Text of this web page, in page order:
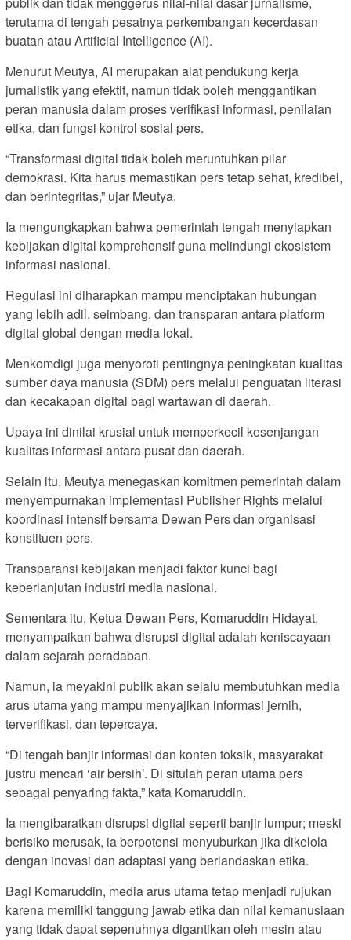
terutama di tengah pesatnya perkembangan kecerdasan
buatan atau Artificial Intelligence (AI).
Menurut Meutya, AI merupakan alat pendukung kerja
jurnalistik yang efektif, namun tidak boleh menggantikan
peran manusia dalam proses verifikasi informasi, penilaian
etika, dan fungsi kontrol sosial pers.
“Transformasi digital tidak boleh meruntuhkan pilar
demokrasi. Kita harus memastikan pers tetap sehat, kredibel,
dan berintegritas,” ujar Meutya.
Ia mengungkapkan bahwa pemerintah tengah menyiapkan
kebijakan digital komprehensif guna melindungi ekosistem
informasi nasional.
Regulasi ini diharapkan mampu menciptakan hubungan
yang lebih adil, seimbang, dan transparan antara platform
digital global dengan media lokal.
Menkomdigi juga menyoroti pentingnya peningkatan kualitas
sumber daya manusia (SDM) pers melalui penguatan literasi
dan kecakapan digital bagi wartawan di daerah.
Upaya ini dinilai krusial untuk memperkecil kesenjangan
kualitas informasi antara pusat dan daerah.
Selain itu, Meutya menegaskan komitmen pemerintah dalam
menyempurnakan implementasi Publisher Rights melalui
koordinasi intensif bersama Dewan Pers dan organisasi
konstituen pers.
Transparansi kebijakan menjadi faktor kunci bagi
keberlanjutan industri media nasional.
Sementara itu, Ketua Dewan Pers, Komaruddin Hidayat,
menyampaikan bahwa disrupsi digital adalah keniscayaan
dalam sejarah peradaban.
Namun, ia meyakini publik akan selalu membutuhkan media
arus utama yang mampu menyajikan informasi jernih,
terverifikasi, dan tepercaya.
“Di tengah banjir informasi dan konten toksik, masyarakat
justru mencari ‘air bersih’. Di situlah peran utama pers
sebagai penyaring fakta,” kata Komaruddin.
Ia mengibaratkan disrupsi digital seperti banjir lumpur; meski
berisiko merusak, ia berpotensi menyuburkan jika dikelola
dengan inovasi dan adaptasi yang berlandaskan etika.
Bagi Komaruddin, media arus utama tetap menjadi rujukan
karena memiliki tanggung jawab etika dan nilai kemanusiaan
yang tidak dapat sepenuhnya digantikan oleh mesin atau